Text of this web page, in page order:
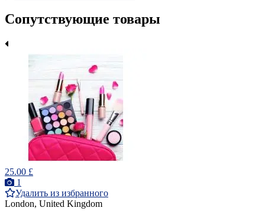
Сопутствующие товары
25.00 £
1
Удалить из избранного
London, United Kingdom